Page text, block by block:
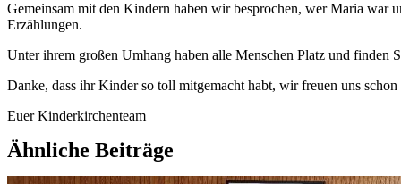
Gemeinsam mit den Kindern haben wir besprochen, wer Maria war
Erzählungen.
Unter ihrem großen Umhang haben alle Menschen Platz und finden
Danke, dass ihr Kinder so toll mitgemacht habt, wir freuen uns
Euer Kinderkirchenteam
Ähnliche Beiträge